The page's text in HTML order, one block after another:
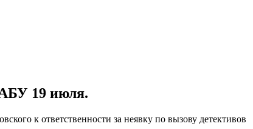
19 июля.
к ответственности за неявку по вызову детективов